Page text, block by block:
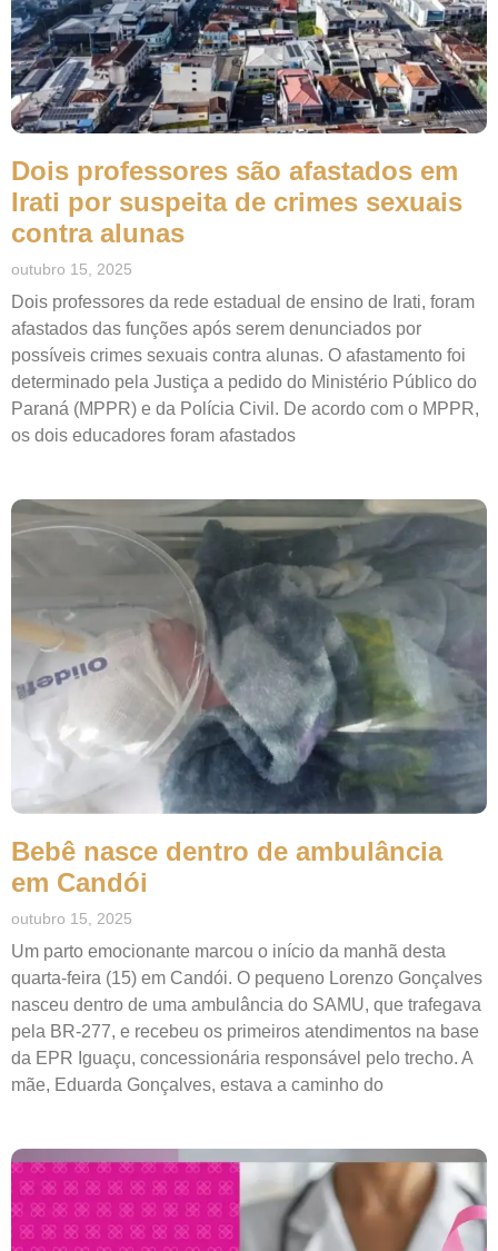
Dois professores são afastados em
Irati por suspeita de crimes sexuais
contra alunas
outubro 15, 2025
Dois professores da rede estadual de ensino de Irati, foram
afastados das funções após serem denunciados por
possíveis crimes sexuais contra alunas. O afastamento foi
determinado pela Justiça a pedido do Ministério Público do
Paraná (MPPR) e da Polícia Civil. De acordo com o MPPR,
os dois educadores foram afastados
Bebê nasce dentro de ambulância
em Candói
outubro 15, 2025
Um parto emocionante marcou o início da manhã desta
quarta-feira (15) em Candói. O pequeno Lorenzo Gonçalves
nasceu dentro de uma ambulância do SAMU, que trafegava
pela BR-277, e recebeu os primeiros atendimentos na base
da EPR Iguaçu, concessionária responsável pelo trecho. A
mãe, Eduarda Gonçalves, estava a caminho do